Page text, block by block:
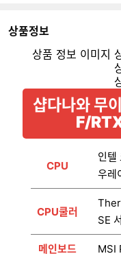
상품정보
샵다나와 무
F/
CPU
인텔
우레
CPU쿨러
SE
메인보드 MSI